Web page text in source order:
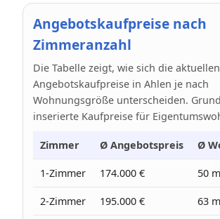
Angebotskaufpreise nach
Zimmeranzahl
Die Tabelle zeigt, wie sich die aktuellen
Angebotskaufpreise in Ahlen je nach
Wohnungsgröße unterscheiden.
inserierte Kaufpreise für
Zimmer Ø Angebotspreis Ø
1-Zimmer 174.000 € 50
2-Zimmer 195.000 € 63